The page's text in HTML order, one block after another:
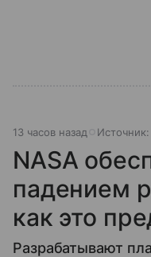
13 часов назад Источник:
NASA
падением
как это
Разрабатывают